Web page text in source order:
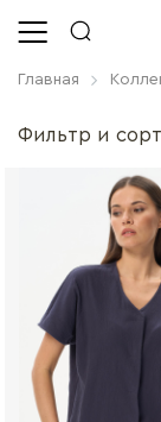
Главная
Фильтр и